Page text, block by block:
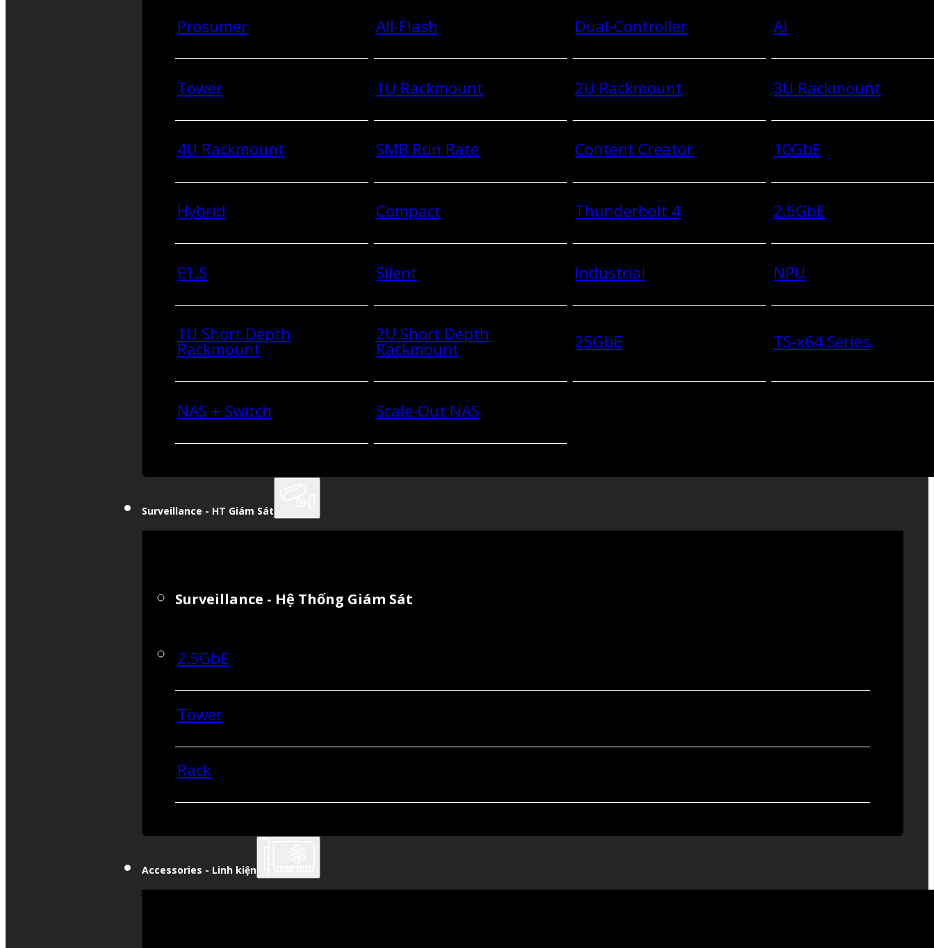
Prosumer All-Flash Dual-Controller AI
Tower 1U Rackmount 2U Rackmount 3U Rackmount
4U Rackmount SMB Run Rate Content Creator 10GbE
Hybrid Compact Thunderbolt 4 2.5GbE
E1.S Silent Industrial NPU
1U Short Depth
Rackmount
2U Short Depth
Rackmount 25GbE TS-x64 Series
NAS + Switch Scale-Out NAS
Surveillance - HT Giám Sát
Surveillance - Hệ Thống Giám Sát
2.5GbE
Tower
Rack
Accessories - Linh kiện